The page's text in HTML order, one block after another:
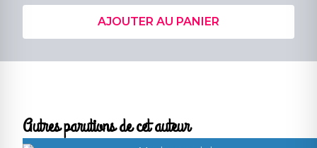
AJOUTER AU PANIER
Autres parutions de cet auteur